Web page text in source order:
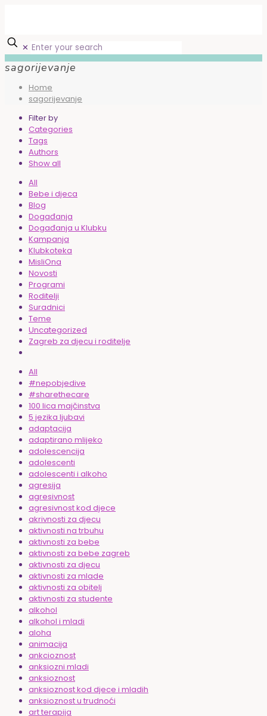
✕
sagorijevanje
Home
sagorijevanje
Filter by
Categories
Tags
Authors
Show all
All
Bebe i djeca
Blog
Događanja
Događanja u Klubku
Kampanja
Klubkoteka
MisliOna
Novosti
Programi
Roditelji
Suradnici
Teme
Uncategorized
Zagreb za djecu i roditelje
All
#nepobjedive
#sharethecare
100 lica majčinstva
5 jezika ljubavi
adaptacija
adaptirano mlijeko
adolescencija
adolescenti
adolescenti i alkoho
agresija
agresivnost
agresivnost kod djece
akrivnosti za djecu
aktivnosti na trbuhu
aktivnosti za bebe
aktivnosti za bebe zagreb
aktivnosti za djecu
aktivnosti za mlade
aktivnosti za obitelj
aktivnosti za studente
alkohol
alkohol i mladi
aloha
animacija
ankcioznost
anksiozni mladi
anksioznost
anksioznost kod djece i mladih
anksioznost u trudnoći
art terapija